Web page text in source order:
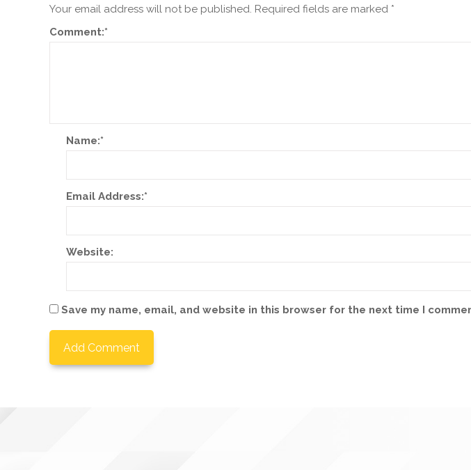
Your email address will not be published. Required fields are marked *
Comment:*
Name:*
Email Address:*
Website:
Save my name, email, and website in this browser for the next time I